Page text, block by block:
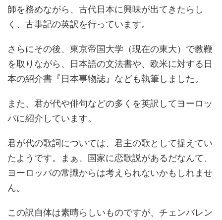
師を務めながら、古代日本に興味が出てきたらし
く、古事記の英訳を行っています。
さらにその後、東京帝国大学（現在の東大）で教鞭
を取りながら、日本語の文法書や、欧米に対する日
本の紹介書『日本事物誌』なども執筆しました。
また、君が代や俳句などの多くを英訳してヨーロッ
パに紹介しています。
君が代の歌詞については、君主の歌として捉えてい
たようです。まぁ、国家に恋歌説があるだなんて、
ヨーロッパの常識からは考えられないかもしれませ
ん。
この訳自体は素晴らしいものですが、チェンバレン